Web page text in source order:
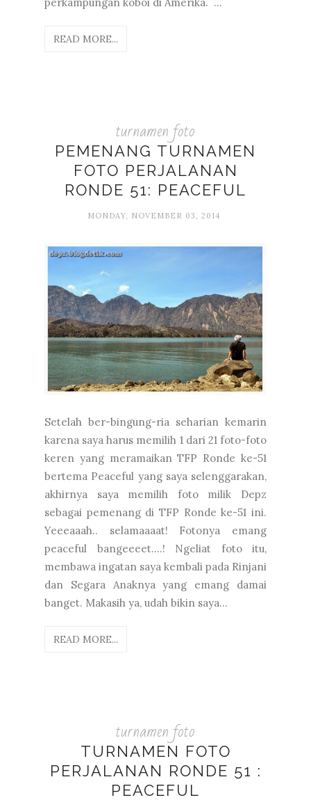
READ MORE...
turnamen foto
PEMENANG TURNAMEN
FOTO PERJALANAN
RONDE 51: PEACEFUL
MONDAY, NOVEMBER 03, 2014
Setelah ber-bingung-ria seharian kemarin
karena saya harus memilih 1 dari 21 foto-foto
keren yang meramaikan TFP Ronde ke-51
bertema Peaceful yang saya selenggarakan,
akhirnya saya memilih foto milik Depz
sebagai pemenang di TFP Ronde ke-51 ini.
Yeeeaaah.. selamaaaat! Fotonya emang
peaceful bangeeeet....! Ngeliat foto itu,
membawa ingatan saya kembali pada Rinjani
dan Segara Anaknya yang emang damai
banget. Makasih ya, udah bikin saya...
READ MORE...
turnamen foto
TURNAMEN FOTO
PERJALANAN RONDE 51 :
PEACEFUL